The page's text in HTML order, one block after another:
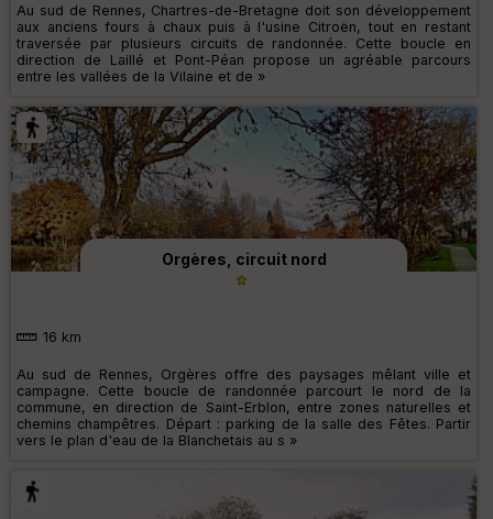
Au sud de Rennes, Chartres-de-Bretagne doit son développement
aux anciens fours à chaux puis à l'usine Citroën, tout en restant
traversée par plusieurs circuits de randonnée. Cette boucle en
direction de Laillé et Pont-Péan propose un agréable parcours
entre les vallées de la Vilaine et de »
Orgères, circuit nord
16 km
Au sud de Rennes, Orgères offre des paysages mêlant ville et
campagne. Cette boucle de randonnée parcourt le nord de la
commune, en direction de Saint-Erblon, entre zones naturelles et
chemins champêtres. Départ : parking de la salle des Fêtes. Partir
vers le plan d'eau de la Blanchetais au s »